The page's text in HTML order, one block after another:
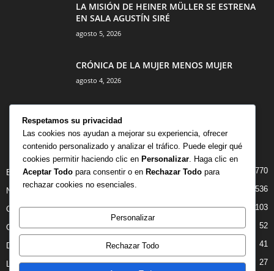
LA MISIÓN DE HEINER MÜLLER SE ESTRENA
EN SALA AGUSTÍN SIRÉ
agosto 5, 2026
CRÓNICA DE LA MUJER MENOS MUJER
agosto 4, 2026
CATEGORÍA POPULAR
BIBLIOTECA 770
NOTICIAS 536
CRITICAS 103
OPINION 52
DANZA 41
LIBROS 27
Respetamos su privacidad
Las cookies nos ayudan a mejorar su experiencia, ofrecer
contenido personalizado y analizar el tráfico. Puede elegir qué
cookies permitir haciendo clic en Personalizar . Haga clic en
Aceptar Todo para consentir o en Rechazar Todo para
rechazar cookies no esenciales.
Personalizar
Rechazar Todo